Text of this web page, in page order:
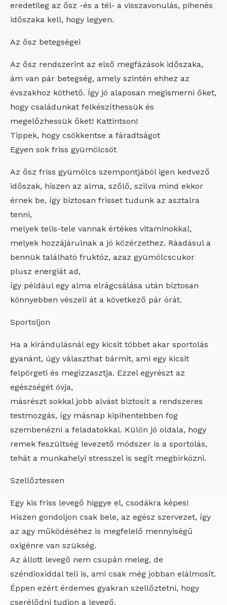
eredetileg az ősz -és a tél- a visszavonulás, pihenés
időszaka kell, hogy legyen.
Az ősz betegségei
Az ősz rendszerint az első megfázások időszaka,
ám van pár betegség, amely szintén ehhez az
évszakhoz köthető. Így jó alaposan megismerni őket,
hogy családunkat felkészíthessük és
megelőzhessük őket! Kattintson!
Tippek, hogy csökkentse a fáradtságot
Egyen sok friss gyümölcsöt
Az ősz friss gyümölcs szempontjából igen kedvező
időszak, hiszen az alma, szőlő, szilva mind ekkor
érnek be, így biztosan frisset tudunk az asztalra
tenni,
melyek telis-tele vannak értékes vitaminokkal,
melyek hozzájárulnak a jó közérzethez. Ráadásul a
bennük található fruktóz, azaz gyümölcscukor
plusz energiát ad,
így például egy alma elrágcsálása után biztosan
könnyebben vészeli át a következő pár órát.
Sportoljon
Ha a kirándulásnál egy kicsit többet akar sportolás
gyanánt, úgy választhat bármit, ami egy kicsit
felpörgeti és megizzasztja. Ezzel egyrészt az
egészségét óvja,
másrészt sokkal jobb alvást biztosít a rendszeres
testmozgás, így másnap kipihentebben fog
szembenézni a feladatokkal. Külön jó oldala, hogy
remek feszültség levezető módszer is a sportolás,
tehát a munkahelyi stresszel is segít megbirkózni.
Szellőztessen
Egy kis friss levegő higgye el, csodákra képes!
Hiszen gondoljon csak bele, az egész szervezet, így
az agy működéséhez is megfelelő mennyiségű
oxigénre van szükség.
Az állott levegő nem csupán meleg, de
széndioxiddal teli is, ami csak még jobban elálmosít.
Éppen ezért érdemes gyakran szellőztetni, hogy
cserélődni tudjon a levegő,